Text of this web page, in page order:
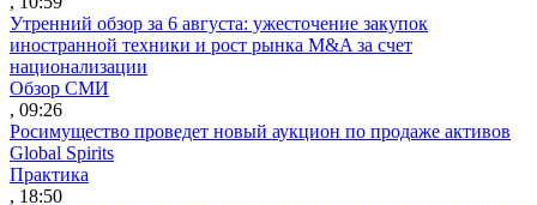
Утренний обзор за 6 августа: ужесточение закупок
иностранной техники и рост рынка M&A за счет
национализации
Обзор СМИ
, 09:26
Росимущество проведет новый аукцион по продаже активов
Global Spirits
Практика
, 18:50